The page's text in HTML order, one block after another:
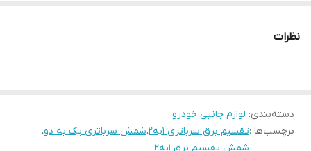
نظرات
دسته‌بندی: لوازم جانبی خودرو
برچسب‌ها :تقسیم برق سرباتری ۱به۲ ،شمش سرباتری یک به دو،
شمش تقسیم برق ۱به۲